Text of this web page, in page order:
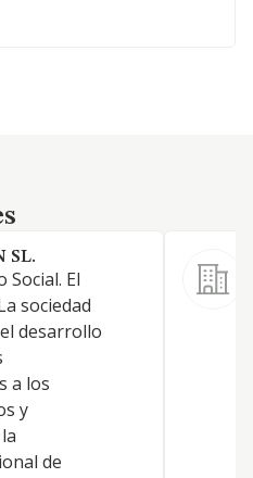
SL.
Social. El
sociedad
desarrollo
a los
y
de